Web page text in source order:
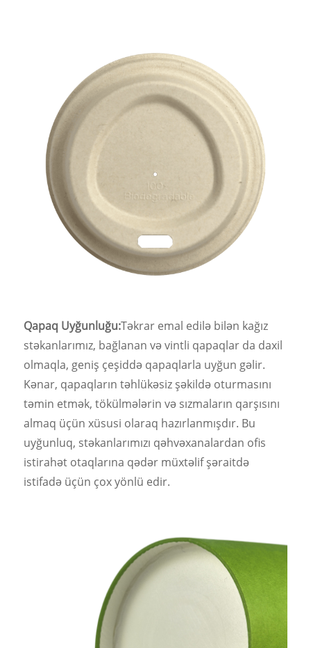
Qapaq Uyğunluğu:Təkrar emal edilə bilən kağız
stəkanlarımız, bağlanan və vintli qapaqlar da daxil
olmaqla, geniş çeşiddə qapaqlarla uyğun gəlir.
Kənar, qapaqların təhlükəsiz şəkildə oturmasını
təmin etmək, tökülmələrin və sızmaların qarşısını
almaq üçün xüsusi olaraq hazırlanmışdır. Bu
uyğunluq, stəkanlarımızı qəhvəxanalardan ofis
istirahət otaqlarına qədər müxtəlif şəraitdə
istifadə üçün çox yönlü edir.